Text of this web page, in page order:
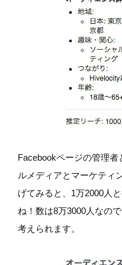
Facebookページの管理
ルメディアとマーケティ
げてみると、1万2000人
ね！数は8万3000人なの
考えられます。